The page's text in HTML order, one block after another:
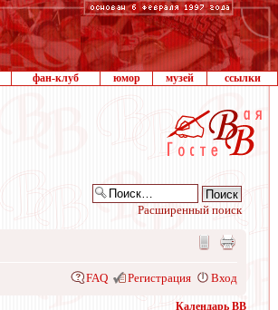
фан-клуб юмор музей ссылки
Расширенный поиск
FAQ Регистрация Вход
Календарь ВВ